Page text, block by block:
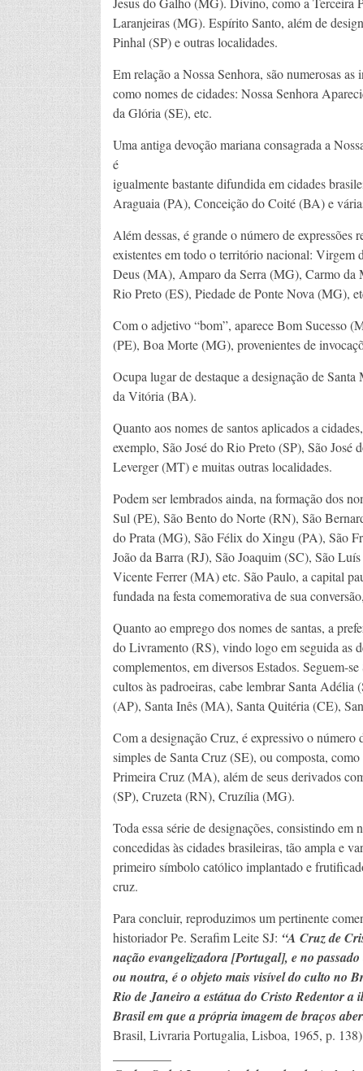
Laranjeiras (MG). Espírito Santo, além de
Pinhal (SP) e outras localidades.
Em relação a Nossa Senhora, são numerosas as
como nomes de cidades: Nossa Senhora
da Glória (SE), etc.
Uma antiga devoção mariana consagrada a
é
igualmente bastante difundida em cidades
Araguaia (PA), Conceição do Coité (BA) e
Além dessas, é grande o número de expressões
existentes em todo o território nacional: Virgem
Deus (MA), Amparo da Serra (MG), Carmo da
Rio Preto (ES), Piedade de Ponte Nova (MG),
Com o adjetivo “bom”, aparece Bom Sucesso
(PE), Boa Morte (MG), provenientes de
Ocupa lugar de destaque a designação de
da Vitória (BA).
Quanto aos nomes de santos aplicados a
exemplo, São José do Rio Preto (SP), São
Leverger (MT) e muitas outras localidades.
Podem ser lembrados ainda, na formação dos
Sul (PE), São Bento do Norte (RN), São
do Prata (MG), São Félix do Xingu (PA), São
João da Barra (RJ), São Joaquim (SC), São
Vicente Ferrer (MA) etc. São Paulo, a capital
fundada na festa comemorativa de sua
Quanto ao emprego dos nomes de santas, a
do Livramento (RS), vindo logo em seguida as
complementos, em diversos Estados. Seguem-
cultos às padroeiras, cabe lembrar Santa
(AP), Santa Inês (MA), Santa Quitéria (CE),
Com a designação Cruz, é expressivo o número
simples de Santa Cruz (SE), ou composta,
Primeira Cruz (MA), além de seus derivados
(SP), Cruzeta (RN), Cruzília (MG).
Toda essa série de designações, consistindo em
concedidas às cidades brasileiras, tão ampla e
primeiro símbolo católico implantado e
cruz.
Para concluir, reproduzimos um pertinente
historiador Pe. Serafim Leite SJ: “A Cruz de
nação evangelizadora [Portugal], e no
ou noutra, é o objeto mais visível do culto no
Rio de Janeiro a estátua do Cristo Redentor a
Brasil em que a própria imagem de braços
Brasil, Livraria Portugalia, Lisboa, 1965, p.